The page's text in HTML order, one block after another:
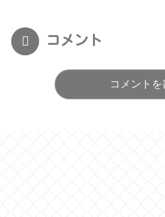
コメント
コメント